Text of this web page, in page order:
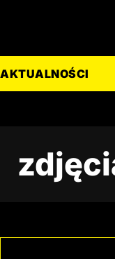
AKTUALNOŚCI